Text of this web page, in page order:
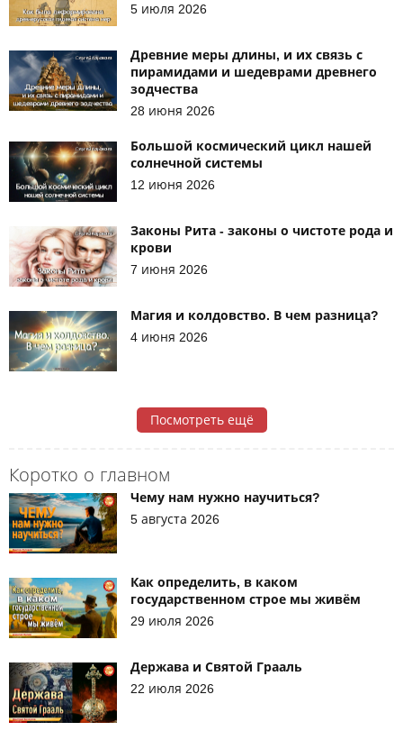
Коротко о главном
Чему нам нужно научиться?
5 августа 2026
Как определить, в каком
государственном строе мы живём
29 июля 2026
Держава и Святой Грааль
22 июля 2026
5 июля 2026
Древние меры длины, и их связь с
пирамидами и шедеврами древнего
зодчества
28 июня 2026
Большой космический цикл нашей
солнечной системы
12 июня 2026
Законы Рита - законы о чистоте рода и
крови
7 июня 2026
Магия и колдовство. В чем разница?
4 июня 2026
Посмотреть ещё